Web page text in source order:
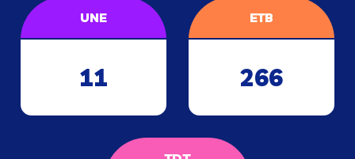
UNE
11
ETB
266